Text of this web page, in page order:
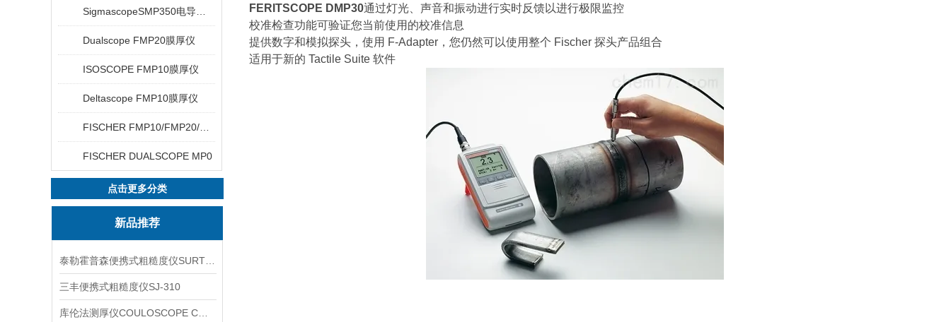
Dualscope FMP20膜厚仪
ISOSCOPE FMP10膜厚仪
Deltascope FMP10膜厚仪
FISCHER DUALSCOPE MP0
点击更多分类
新品推荐
三丰便携式粗糙度仪SJ-310
FERITSCOPE DMP30通过灯光、声音和振动进行实时反馈以进行极限监控
校准检查功能可验证您当前使用的校准信息
提供数字和模拟探头，使用 F-Adapter，您仍然可以使用整个 Fischer 探头产品组合
适用于新的 Tactile Suite 软件